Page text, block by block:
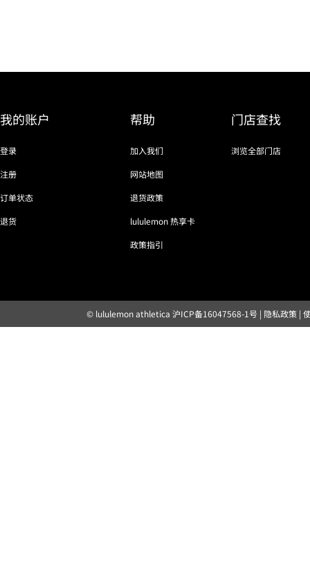
我的账户
登录
注册
订单状态
退货
帮助
加入我们
网站地图
退货政策
lululemon 热享卡
政策指引
门店查找
浏览全部门店
© lululemon athletica 沪ICP备16047568-1号 | 隐私政策|